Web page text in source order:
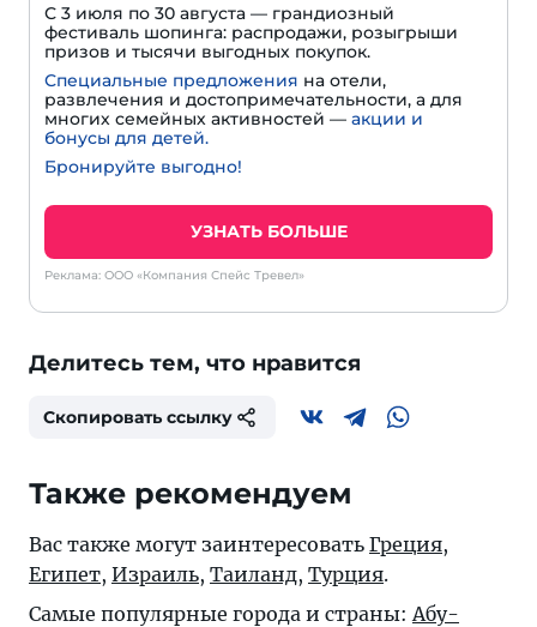
С 3 июля по 30 августа — грандиозный
фестиваль шопинга: распродажи, розыгрыши
призов и тысячи выгодных покупок.
Специальные предложения на отели,
развлечения и достопримечательности, а для
многих семейных активностей — акции и
бонусы для детей.
Бронируйте выгодно!
УЗНАТЬ БОЛЬШЕ
Реклама: ООО «Компания Спейс Тревел»
Делитесь тем, что нравится
Скопировать ссылку
Также рекомендуем
Вас также могут заинтересовать Греция,
Египет, Израиль, Таиланд, Турция.
Самые популярные города и страны: Абу-